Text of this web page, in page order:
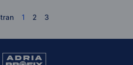
1 2 3